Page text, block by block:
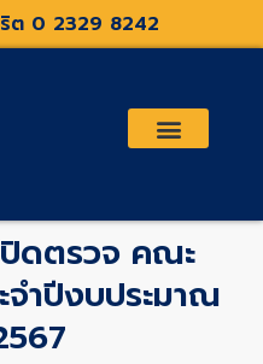
ริต 0 2329 8242
ดตรวจ คณะ
ำปีงบประมาณ